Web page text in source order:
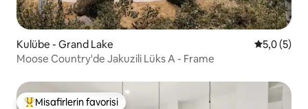
Kulübe - Grand Lake 55,0 (5)
Moose Country'de Jakuzili Lüks A - Frame
Misafirlerin favorisi